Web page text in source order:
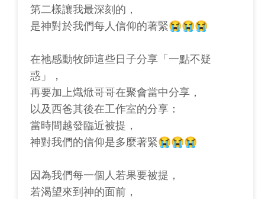
第二樣讓我最深刻的，
是神對於我們每人信仰的著緊😭😭😭
在祂感動牧師這些日子分享「一點不疑
惑」，
再要加上熾焮哥哥在聚會當中分享，
以及西爸其後在工作室的分享：
當時間越發臨近被提，
神對我們的信仰是多麼著緊😭😭😭
因為我們每一個人若果要被提，
若渴望來到神的面前，